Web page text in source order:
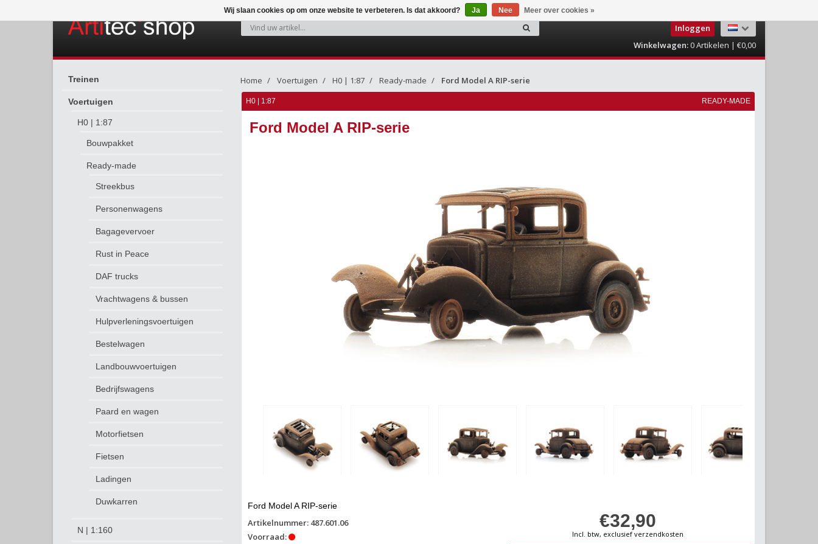
Inloggen
Winkelwagen:0Artikelen | €0,00
Treinen
Voertuigen
H0 | 1:87
Bouwpakket
Ready-made
Streekbus
Personenwagens
Bagagevervoer
Rust in Peace
DAF trucks
Vrachtwagens & bussen
Hulpverleningsvoertuigen
Bestelwagen
Landbouwvoertuigen
Bedrijfswagens
Paard en wagen
Motorfietsen
Fietsen
Ladingen
Duwkarren
N | 1:160
Home Voertuigen H0 | 1:87 Ready-made Ford Model A RIP-serie
H0 | 1:87 READY-MADE
Ford Model A RIP-serie
Ford Model A RIP-serie
€32,90
Incl. btw, exclusief verzendkosten
Artikelnummer: 487.601.06
Voorraad:
Wij slaan cookies op om onze website te verbeteren. Is dat akkoord? Ja Nee Meer over cookies »